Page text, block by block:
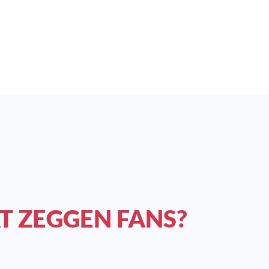
ZEGGEN FANS?